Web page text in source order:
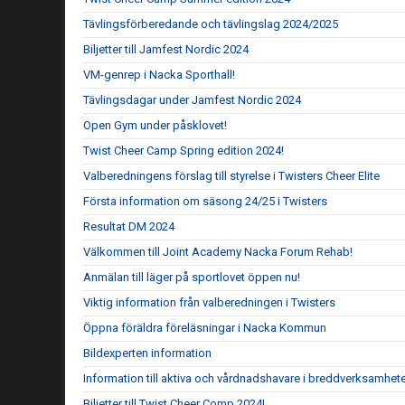
Tävlingsförberedande och tävlingslag 2024/2025
Biljetter till Jamfest Nordic 2024
VM-genrep i Nacka Sporthall!
Tävlingsdagar under Jamfest Nordic 2024
Open Gym under påsklovet!
Twist Cheer Camp Spring edition 2024!
Valberedningens förslag till styrelse i Twisters Cheer Elite
Första information om säsong 24/25 i Twisters
Resultat DM 2024
Välkommen till Joint Academy Nacka Forum Rehab!
Anmälan till läger på sportlovet öppen nu!
Viktig information från valberedningen i Twisters
Öppna föräldra föreläsningar i Nacka Kommun
Bildexperten information
Information till aktiva och vårdnadshavare i